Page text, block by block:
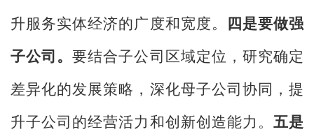
升服务实体经济的广度和宽度。
四是要做强
子公司。要结合子公司区域定位，研究确定
差异化的发展策略，深化母子公司协同，提
升子公司的经营活力和创新创造能力。 五是